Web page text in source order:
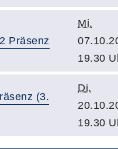
Präsenz
Mi.
19.30
(3.
Di.
19.30